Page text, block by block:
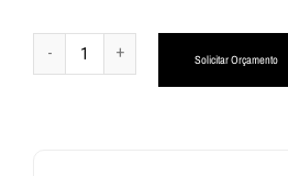
Solicitar Orçamento